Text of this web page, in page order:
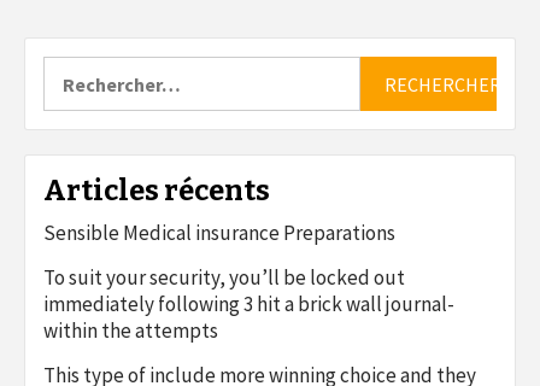
Articles récents
Sensible Medical insurance Preparations
To suit your security, you’ll be locked out
immediately following 3 hit a brick wall journal-
within the attempts
This type of include more winning choice and they